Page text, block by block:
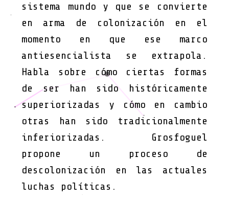
sistema mundo y que se convierte
en arma de colonización en el
momento en que ese marco
antiesencialista se extrapola.
Habla sobre cómo ciertas formas
de ser han sido históricamente
superiorizadas y cómo en cambio
otras han sido tradicionalmente
inferiorizadas. Grosfoguel
propone un proceso de
descolonización en las actuales
luchas políticas.